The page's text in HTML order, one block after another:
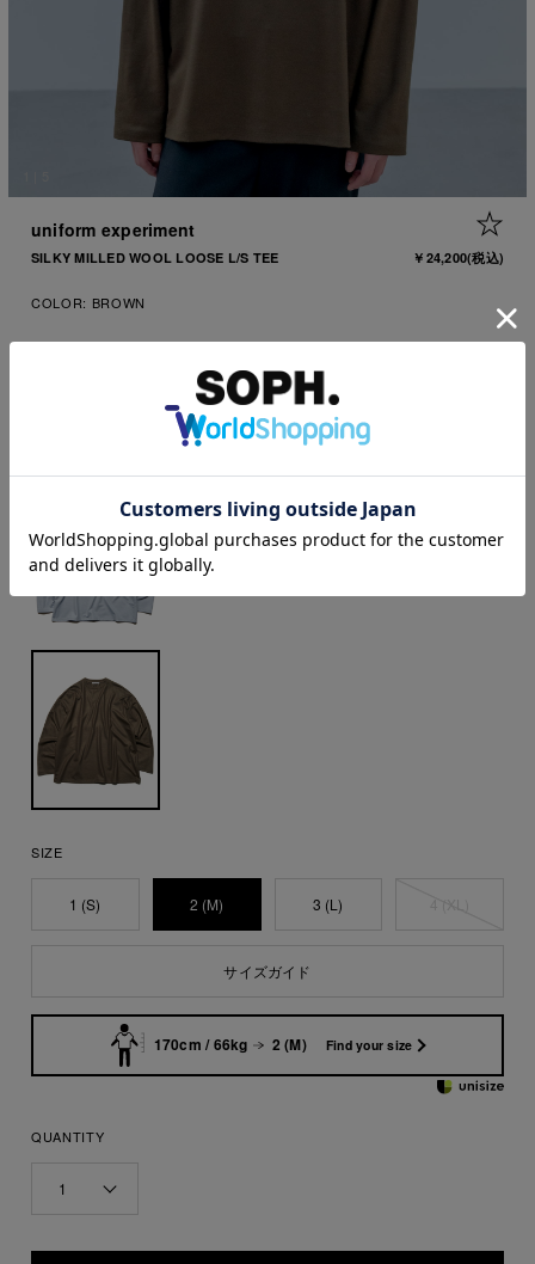
uniform experiment
SILKY MILLED WOOL LOOSE L/S TEE ￥24,200(税込)
COLOR: BROWN
SIZE
1 (S) 2 (M) 3 (L)
サイズガイド
170cm / 66kg 2 (M) Find your size
QUANTITY
1